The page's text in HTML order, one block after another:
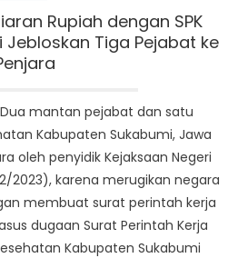
Rupiah dengan SPK
Jebloskan Tiga Pejabat ke
mantan pejabat dan satu
Kabupaten Sukabumi, Jawa
oleh penyidik Kejaksaan Negeri
2023), karena merugikan negara
membuat surat perintah kerja
dugaan Surat Perintah Kerja
Kabupaten Sukabumi